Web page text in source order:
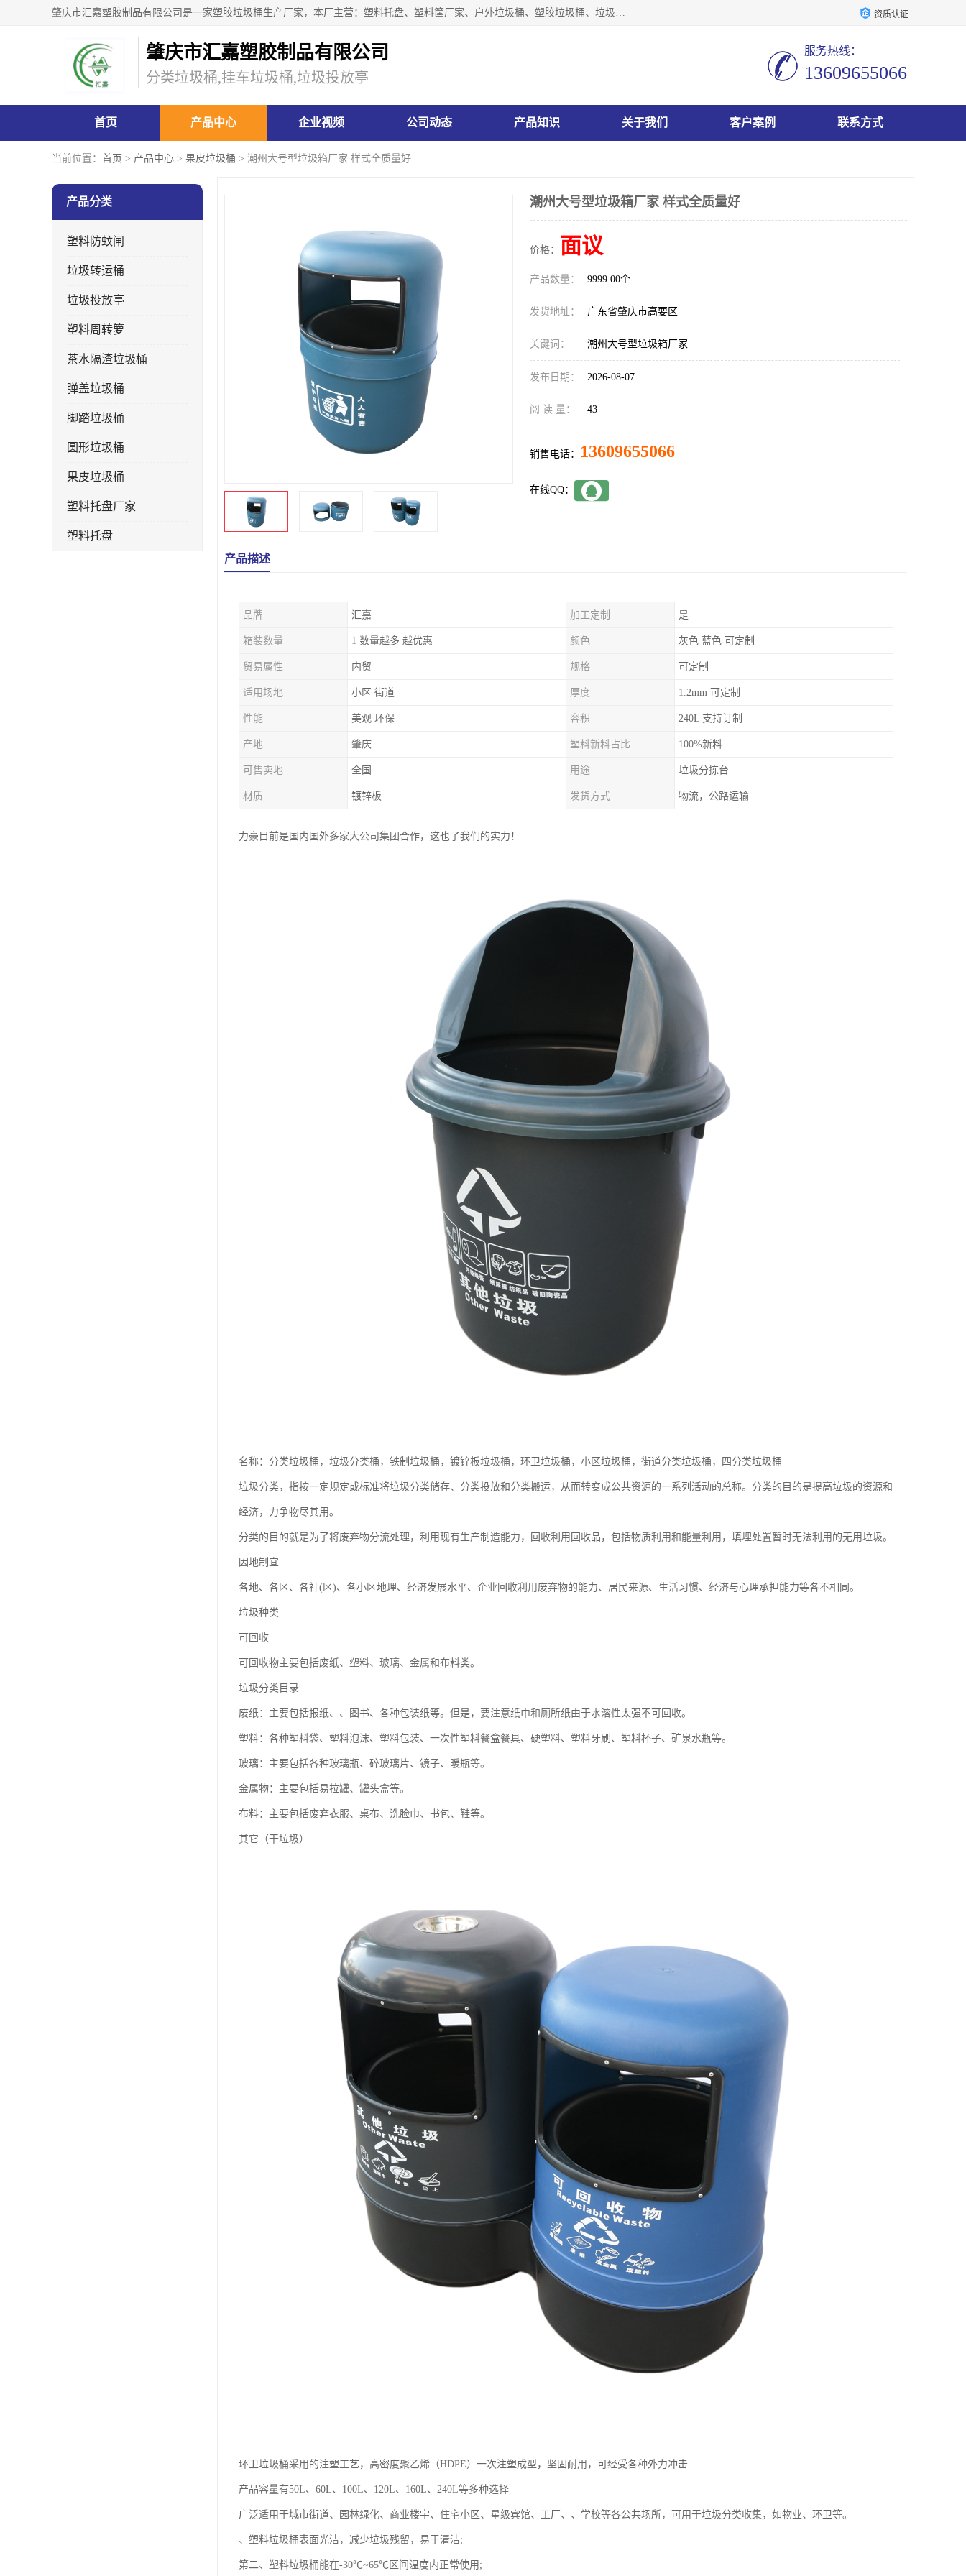
肇庆市汇嘉塑胶制品有限公司是一家塑胶垃圾桶生产厂家，本厂主营：塑料托盘、塑料筐厂家、户外垃圾桶、塑胶垃圾桶、垃圾桶等产品，深受广大客户的欢迎。公司拥有一支勇于、善于集思广益的生产队伍，实力雄厚的技术力量，一贯奉行“以人为本”的管理和服务理念。 资质认证
肇庆市汇嘉塑胶制品有限公司
分类垃圾桶,挂车垃圾桶,垃圾投放亭
服务热线：
13609655066
首页 产品中心 企业视频 公司动态 产品知识 关于我们 客户案例 联系方式
当前位置： 首页 > 产品中心 > 果皮垃圾桶 > 潮州大号型垃圾箱厂家 样式全质量好
产品分类
塑料防蚊闸
垃圾转运桶
垃圾投放亭
塑料周转箩
茶水隔渣垃圾桶
弹盖垃圾桶
脚踏垃圾桶
圆形垃圾桶
果皮垃圾桶
塑料托盘厂家
塑料托盘
潮州大号型垃圾箱厂家 样式全质量好
价格： 面议
产品数量： 9999.00个
发货地址： 广东省肇庆市高要区
关键词： 潮州大号型垃圾箱厂家
发布日期： 2026-08-07
阅 读 量： 43
销售电话： 13609655066
在线QQ：
产品描述
品牌 汇嘉 加工定制 是
箱装数量 1 数量越多 越优惠 颜色 灰色 蓝色 可定制
贸易属性 内贸 规格 可定制
适用场地 小区 街道 厚度 1.2mm 可定制
性能 美观 环保 容积 240L 支持订制
产地 肇庆 塑料新料占比 100%新料
可售卖地 全国 用途 垃圾分拣台
材质 镀锌板 发货方式 物流，公路运输
力豪目前是国内国外多家大公司集团合作，这也了我们的实力！
名称：分类垃圾桶，垃圾分类桶，铁制垃圾桶，镀锌板垃圾桶，环卫垃圾桶，小区垃圾桶，街道分类垃圾桶，四分类垃圾桶
垃圾分类，指按一定规定或标准将垃圾分类储存、分类投放和分类搬运，从而转变成公共资源的一系列活动的总称。分类的目的是提高垃圾的资源和
经济，力争物尽其用。
分类的目的就是为了将废弃物分流处理，利用现有生产制造能力，回收利用回收品，包括物质利用和能量利用，填埋处置暂时无法利用的无用垃圾。
因地制宜
各地、各区、各社(区)、各小区地理、经济发展水平、企业回收利用废弃物的能力、居民来源、生活习惯、经济与心理承担能力等各不相同。
垃圾种类
可回收
可回收物主要包括废纸、塑料、玻璃、金属和布料类。
垃圾分类目录
废纸：主要包括报纸、、图书、各种包装纸等。但是，要注意纸巾和厕所纸由于水溶性太强不可回收。
塑料：各种塑料袋、塑料泡沫、塑料包装、一次性塑料餐盒餐具、硬塑料、塑料牙刷、塑料杯子、矿泉水瓶等。
玻璃：主要包括各种玻璃瓶、碎玻璃片、镜子、暖瓶等。
金属物：主要包括易拉罐、罐头盒等。
布料：主要包括废弃衣服、桌布、洗脸巾、书包、鞋等。
其它（干垃圾）
环卫垃圾桶采用的注塑工艺，高密度聚乙烯（HDPE）一次注塑成型，坚固耐用，可经受各种外力冲击
产品容量有50L、60L、100L、120L、160L、240L等多种选择
广泛适用于城市街道、园林绿化、商业楼宇、住宅小区、星级宾馆、工厂、、学校等各公共场所，可用于垃圾分类收集，如物业、环卫等。
、塑料垃圾桶表面光洁，减少垃圾残留，易于清洁;
第二、塑料垃圾桶能在-30℃~65℃区间温度内正常使用;